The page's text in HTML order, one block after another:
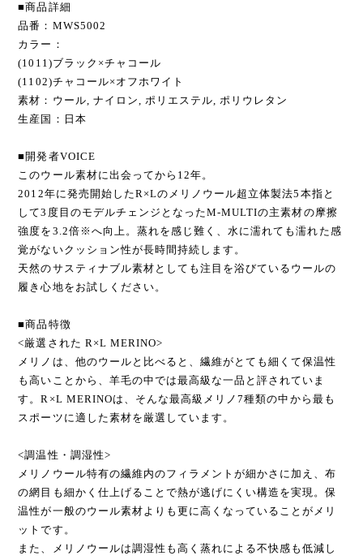
■商品詳細
品番：MWS5002
カラー：
(1011)ブラック×チャコール
(1102)チャコール×オフホワイト
素材：ウール, ナイロン, ポリエステル, ポリウレタン
生産国：日本
■開発者VOICE
このウール素材に出会ってから12年。
2012年に発売開始したR×Lのメリノウール超立体製法5本指と
して3度目のモデルチェンジとなったM-MULTIの主素材の摩擦
強度を3.2倍※へ向上。蒸れを感じ難く、水に濡れても濡れた感
覚がないクッション性が長時間持続します。
天然のサスティナブル素材としても注目を浴びているウールの
履き心地をお試しください。
■商品特徴
<厳選された R×L MERINO>
メリノは、他のウールと比べると、繊維がとても細くて保温性
も高いことから、羊毛の中では最高級な一品と評されていま
す。R×L MERINOは、そんな最高級メリノ7種類の中から最も
スポーツに適した素材を厳選しています。
<調温性・調湿性>
メリノウール特有の繊維内のフィラメントが細かさに加え、布
の網目も細かく仕上げることで熱が逃げにくい構造を実現。保
温性が一般のウール素材よりも更に高くなっていることがメリ
ットです。
また、メリノウールは調湿性も高く蒸れによる不快感も低減し